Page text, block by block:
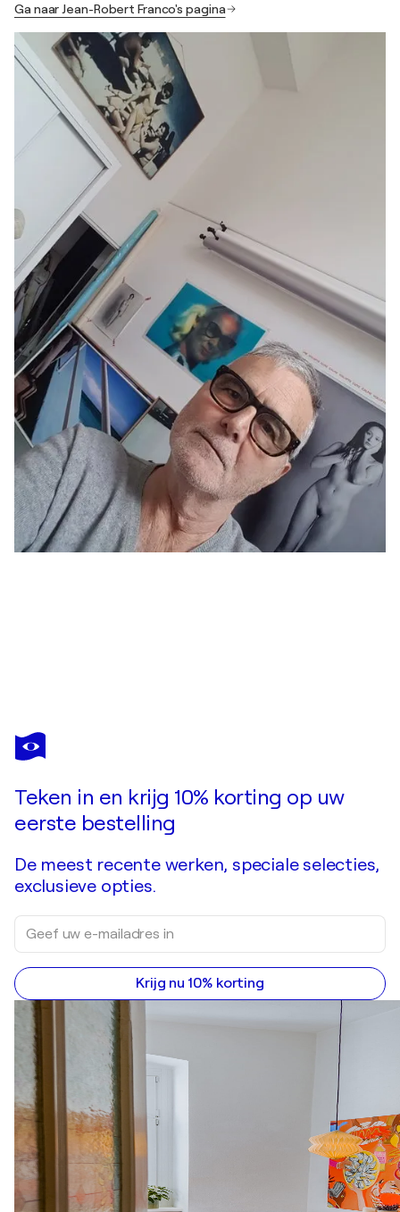
Ga naar Jean-Robert Franco's pagina
JEAN-ROBERT FRANCO
Puissance
Teken in en krijg 10% korting op uw
eerste bestelling
De meest recente werken, speciale selecties,
exclusieve opties.
Krijg nu 10% korting